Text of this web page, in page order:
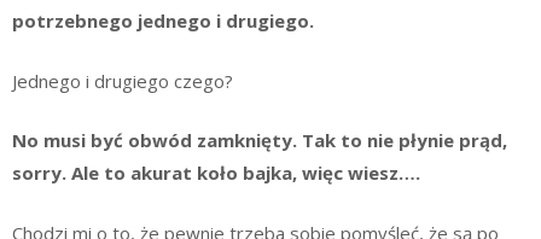
potrzebnego jednego i drugiego.
Jednego i drugiego czego?
No musi być obwód zamknięty. Tak to nie płynie prąd,
sorry. Ale to akurat koło bajka, więc wiesz….
Chodzi mi o to, że pewnie trzeba sobie pomyśleć, że są po